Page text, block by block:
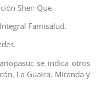
Shen Que.
Famisalud.
se indica otros
La Guaira, Miranda y